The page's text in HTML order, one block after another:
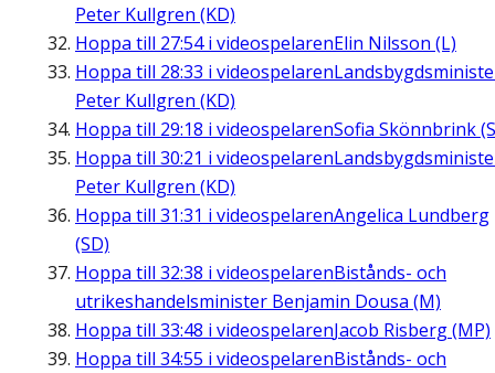
Peter Kullgren (KD)
Hoppa till 27:54i videospelarenElin Nilsson (L)
Hoppa till 28:33 i videospelaren
Peter Kullgren (KD)
Hoppa till 29:18 i videospelarenSofia Skönnbrink
Hoppa till 30:21 i videospelaren
Peter Kullgren (KD)
Hoppa till 31:31 i videospelarenAngelica Lundberg
(SD)
Hoppa till 32:38 i videospelarenBistånds- och
utrikeshandelsminister Benjamin Dousa (M)
Hoppa till 33:48 i videospelarenJacob Risberg (MP)
Hoppa till 34:55 i videospelarenBistånds- och